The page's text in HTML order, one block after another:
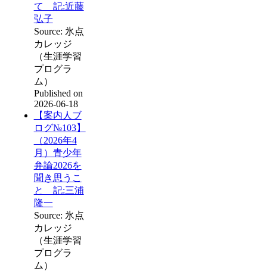
て 記:近藤
弘子
Source: 氷点
カレッジ
（生涯学習
プログラ
ム）
Published on
2026-06-18
【案内人ブ
ログ№103】
（2026年4
月）青少年
弁論2026を
聞き思うこ
と 記:三浦
隆一
Source: 氷点
カレッジ
（生涯学習
プログラ
ム）